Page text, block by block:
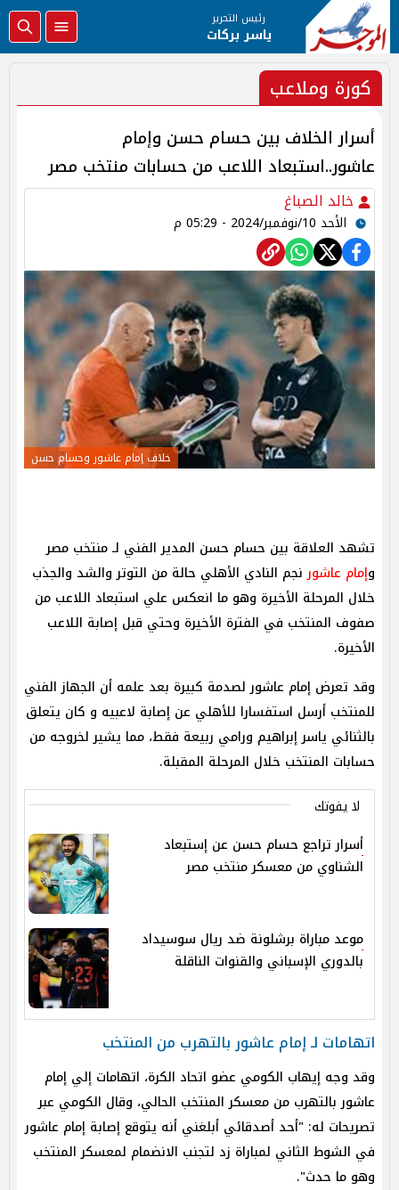
رئيس التحرير
ياسر بركات
كورة وملاعب
أسرار الخلاف بين حسام حسن وإمام
عاشور..استبعاد اللاعب من حسابات منتخب مصر
خالد الصباغ
الأحد 10/نوفمبر/2024 - 05:29 م
خلاف إمام عاشور وحسام حسن
تشهد العلاقة بين حسام حسن المدير الفني لـ منتخب مصر
وإمام عاشورنجم النادي الأهلي حالة من التوتر والشد والجذب
خلال المرحلة الأخيرة وهو ما انعكس علي استبعاد اللاعب من
صفوف المنتخب في الفترة الأخيرة وحتي قبل إصابة اللاعب
الأخيرة.
وقد تعرض إمام عاشور لصدمة كبيرة بعد علمه أن الجهاز الفني
للمنتخب أرسل استفسارا للأهلي عن إصابة لاعبيه و كان يتعلق
بالثنائي ياسر إبراهيم ورامي ربيعة فقط، مما يشير لخروجه من
حسابات المنتخب خلال المرحلة المقبلة.
لا يفوتك
أسرار تراجع حسام حسن عن إستبعاد
الشناوي من معسكر منتخب مصر
موعد مباراة برشلونة ضد ريال سوسيداد
بالدوري الإسباني والقنوات الناقلة
اتهامات لـ إمام عاشور بالتهرب من المنتخب
وقد وجه إيهاب الكومي عضو اتحاد الكرة، اتهامات إلي إمام
عاشور بالتهرب من معسكر المنتخب الحالي، وقال الكومي عبر
تصريحات له: "أحد أصدقائي أبلغني أنه يتوقع إصابة إمام عاشور
في الشوط الثاني لمباراة زد لتجنب الانضمام لمعسكر المنتخب
وهو ما حدث".